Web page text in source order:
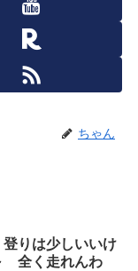
ちゃん
りは少しいいけ
全く走れんわ